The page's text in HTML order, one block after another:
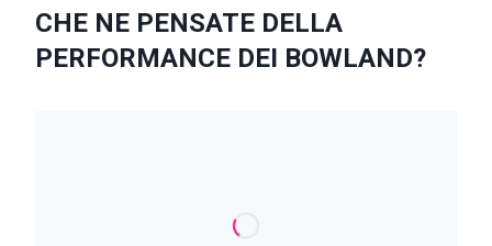
CHE NE PENSATE DELLA
PERFORMANCE DEI BOWLAND?